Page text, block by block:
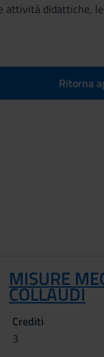
attività
Ritorna
MISURE
COLLAUDI
Crediti
3